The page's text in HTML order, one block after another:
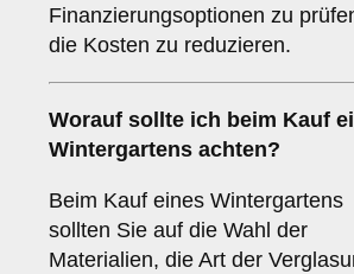
Finanzierungsoptionen zu
die Kosten zu reduzieren.
Worauf sollte ich beim Kauf
Wintergartens achten?
Beim Kauf eines Wintergartens
sollten Sie auf die Wahl der
Materialien, die Art der